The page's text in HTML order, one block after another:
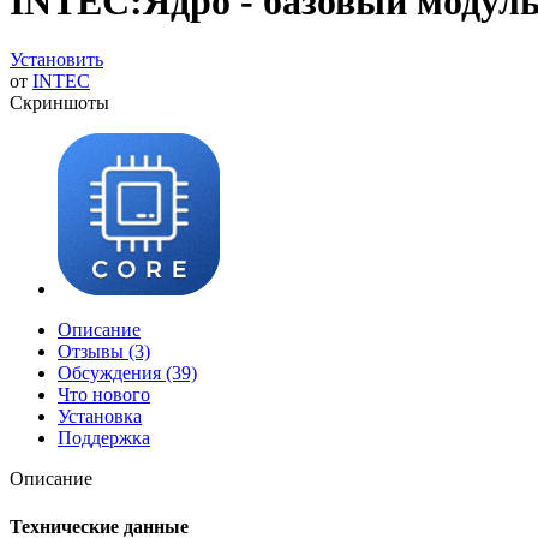
Установить
от INTEC
Скриншоты
Описание
Отзывы (3)
Обсуждения (39)
Что нового
Установка
Поддержка
Описание
Технические данные